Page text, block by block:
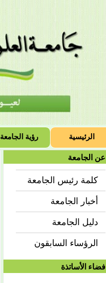
رؤية الجامعة الرئيسية
عن الجامعة
كلمة رئيس الجامعة
أخبار الجامعة
دليل الجامعة
الرؤساء السابقون
فضاء الأساتذة